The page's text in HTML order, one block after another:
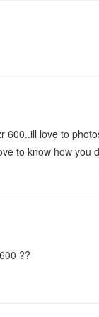
600..ill love to
to know how you
??